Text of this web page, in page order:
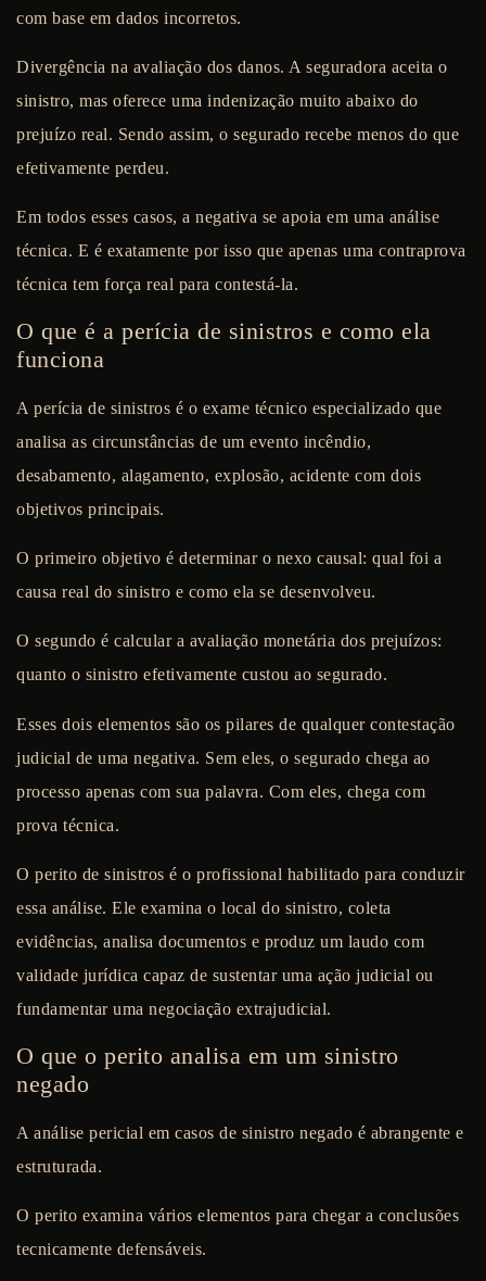
com base em dados incorretos.
Divergência na avaliação dos danos. A seguradora aceita o
sinistro, mas oferece uma indenização muito abaixo do
prejuízo real. Sendo assim, o segurado recebe menos do que
efetivamente perdeu.
Em todos esses casos, a negativa se apoia em uma análise
técnica. E é exatamente por isso que apenas uma contraprova
técnica tem força real para contestá-la.
O que é a perícia de sinistros e como ela
funciona
A perícia de sinistros é o exame técnico especializado que
analisa as circunstâncias de um evento incêndio,
desabamento, alagamento, explosão, acidente com dois
objetivos principais.
O primeiro objetivo é determinar o nexo causal: qual foi a
causa real do sinistro e como ela se desenvolveu.
O segundo é calcular a avaliação monetária dos prejuízos:
quanto o sinistro efetivamente custou ao segurado.
Esses dois elementos são os pilares de qualquer contestação
judicial de uma negativa. Sem eles, o segurado chega ao
processo apenas com sua palavra. Com eles, chega com
prova técnica.
O perito de sinistros é o profissional habilitado para conduzir
essa análise. Ele examina o local do sinistro, coleta
evidências, analisa documentos e produz um laudo com
validade jurídica capaz de sustentar uma ação judicial ou
fundamentar uma negociação extrajudicial.
O que o perito analisa em um sinistro
negado
A análise pericial em casos de sinistro negado é abrangente e
estruturada.
O perito examina vários elementos para chegar a conclusões
tecnicamente defensáveis.